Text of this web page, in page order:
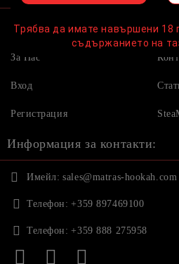
Начало
За Нас
Вход
Регистрация
Информация за контакти:
Имейл: sales@matras-hookah.com
Телефон: +359 897469100
Телефон: +359 888 275958
Трябва да имате навършени 18
съдържанието на